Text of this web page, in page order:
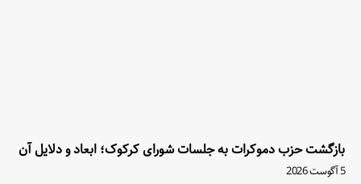
بازگشت حزب دموکرات به جلسات شورای کرکوک؛ ابعاد و دلایل آن
5 آگوست 2026